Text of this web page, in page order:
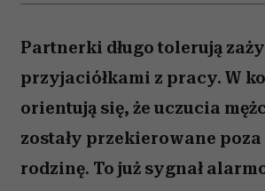
Partnerki długo tolerują
przyjaciółkami z pracy. W
orientują się, że uczucia
zostały przekierowane poza
rodzinę. To już sygnał